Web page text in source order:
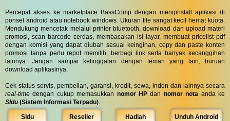
Percepat akses ke marketplace BassComp dengan menginstall aplikasi di
ponsel android atau notebook windows. Ukuran file sangat kecil hemat kuota.
Mendukung mencetak melalui printer bluetooth, download dan upload materi
promosi, scan barcode cerdas, membacakan isi layar, membuat pricelist pdf
dengan komisi yang dapat diubah sesuai keinginan, copy dan paste konten
promosi tanpa perlu repot memilih, berbagi link serta banyak kecanggihan
lainnya. Jangan sampai ketinggalan dengan teman yang lain, buruan
download aplikasinya.
Cek status servis, pembelian, garansi, kredit, sewa, inden dan lainnya secara
real-time dengan cukup memasukkan nomor HP dan nomor nota anda ke
SIdu (Sistem Informasi Terpadu)
SIdu Reseller Hadiah Unduh Android